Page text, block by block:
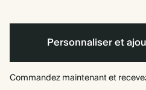
Personnaliser et
Commandez maintenant et